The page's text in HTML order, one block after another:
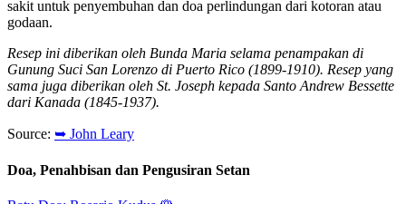
sakit untuk penyembuhan dan doa perlindungan dari kotoran atau
godaan.
Resep ini diberikan oleh Bunda Maria selama penampakan di
Gunung Suci San Lorenzo di Puerto Rico (1899-1910). Resep yang
sama juga diberikan oleh St. Joseph kepada Santo Andrew Bessette
dari Kanada (1845-1937).
Source: ➥ John Leary
Doa, Penahbisan dan Pengusiran Setan